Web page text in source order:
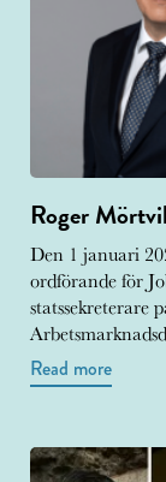
Roger
Den 1 januari
ordförande för
statssekreterare
Read more